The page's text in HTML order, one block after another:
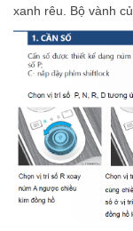
xanh rêu. Bộ vành